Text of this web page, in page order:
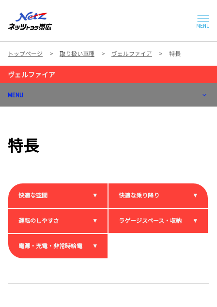
MENU
トップページ 取り扱い車種 ヴェルファイア 特長
ヴェルファイア
MENU
特長
快適な空間 快適な乗り降り
運転のしやすさ ラゲージスペース・収納
電源・充電・非常時給電